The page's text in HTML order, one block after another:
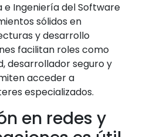
Ingeniería del Software
sólidos en
y desarrollo
facilitan roles como
desarrollador seguro y
acceder a
especializados.
en redes y